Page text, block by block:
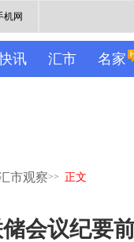
机网
讯 汇市 名家
市观察>> 正文
会议纪要